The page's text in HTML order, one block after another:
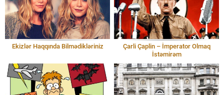
Ekizlər Haqqında Bilmədikləriniz
Çarli Çaplin – İmperator Olmaq
İstəmirəm